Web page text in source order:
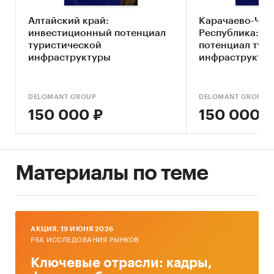
Влияние макросреды
Оценка степени конкуренции
Прогнозы отрасли
Источники информации:
Базы данных государственных органов
Данные налоговой службы РФ
Официальные интернет-порталы правовой
Отчетность эмитентов
Сайты компаний
Алтайский край:
инвестиционный потенциал
туристической
инфраструктуры
DELOMANT GROUP
150 000 ₽
Карачаево-
Республика:
потенциал
DELOMANT GROUP
150 000 ₽
Материалы по теме
AКЦИЯ, 19 ИЮНЯ 2026
РБК ИССЛЕДОВАНИЯ РЫНКОВ
Ключевые отрасли: кадры,